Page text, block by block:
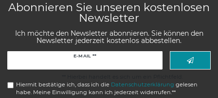
Abonnieren Sie unseren kostenlosen
Newsletter
Ich möchte den Newsletter abonnieren. Sie können den
Newsletter jederzeit kostenlos abbestellen.
E-MAIL **
Hiermit bestätige ich, dass ich die Daten­schutz­erklärung gelesen
habe. Meine Einwilligung kann ich jederzeit widerrufen.**